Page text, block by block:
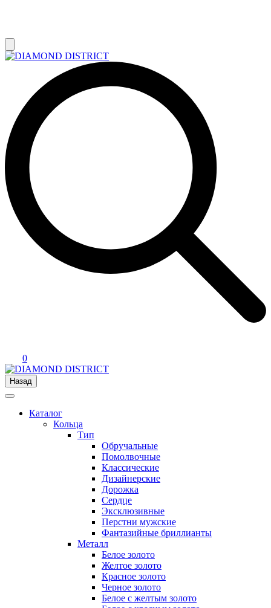
0
Назад
Каталог
Кольца
Тип
Обручальные
Помолвочные
Классические
Дизайнерские
Дорожка
Сердце
Эксклюзивные
Перстни мужские
Фантазийные бриллианты
Металл
Белое золото
Желтое золото
Красное золото
Черное золото
Белое с желтым золото